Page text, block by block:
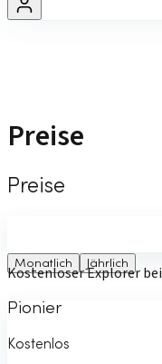
Preise
Preise
Monatlich Jährlich
Kostenloser Explorer
Pionier
Kostenlos